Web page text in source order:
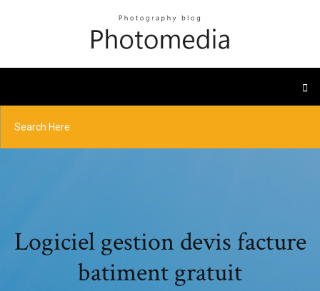
Logiciel gestion devis facture
batiment gratuit